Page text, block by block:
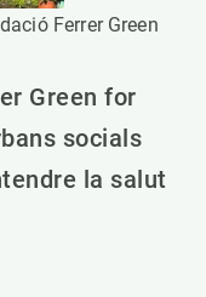
Ferrer Green
Green for
socials
la salut